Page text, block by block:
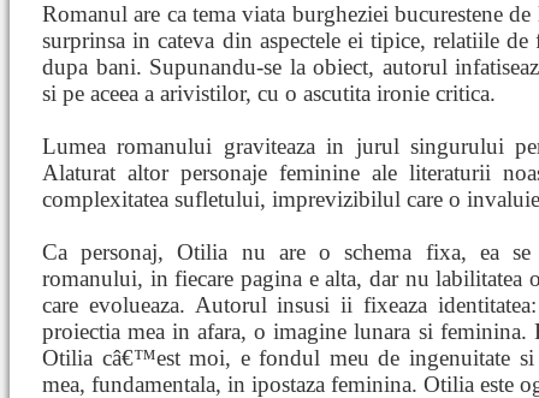
Romanul are ca tema viata burgheziei bucurestene
surprinsa in cateva din aspectele ei tipice, relatiile
dupa bani. Supunandu-se la obiect, autorul
si pe aceea a arivistilor, cu o ascutita ironie critica.
Lumea romanului graviteaza in jurul singurului
Alaturat altor personaje feminine ale literaturii
complexitatea sufletului, imprevizibilul care o
Ca personaj, Otilia nu are o schema fixa, ea se
romanului, in fiecare pagina e alta, dar nu labilitatea
care evolueaza. Autorul insusi ii fixeaza
proiectia mea in afara, o imagine lunara si feminina.
Otilia câ€™est moi, e fondul meu de ingenuitate si
mea, fundamentala, in ipostaza feminina. Otilia este